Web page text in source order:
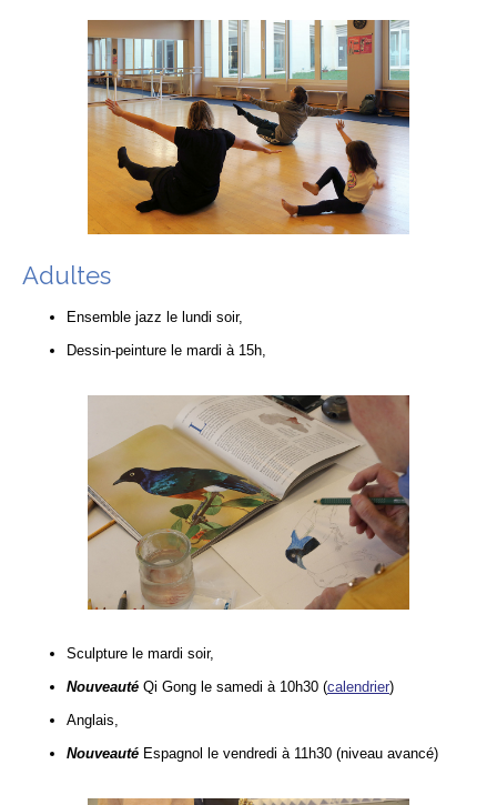
Adultes
Ensemble jazz le lundi soir,
Dessin-peinture le mardi à 15h,
Sculpture le mardi soir,
Nouveauté Qi Gong le samedi à 10h30 (calendrier)
Anglais,
Nouveauté Espagnol le vendredi à 11h30 (niveau avancé)